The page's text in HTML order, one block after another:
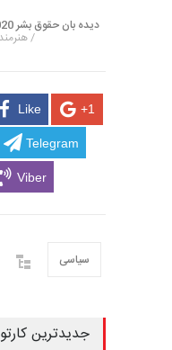
دیده بان حقوق بشر 2020: چین.
/
Like +1
Telegram
Viber
سیاسی
جدیدترین